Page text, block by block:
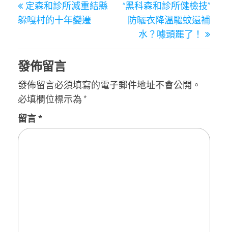
章
導
Post定森和診所減重結縣
躲嘎村的十年變遷
“黑科森和診所健檢技”
防曬衣降溫驅蚊還補
水？噱頭罷了！
發佈留言
發佈留言必須填寫的電子郵件地址不會公開。
必填欄位標示為 *
留言*